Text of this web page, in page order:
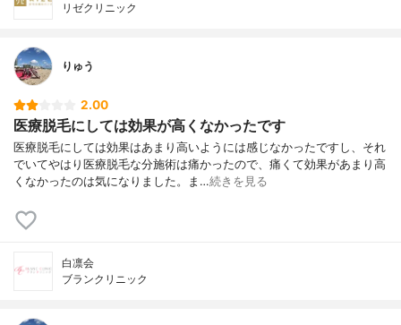
リゼクリニック
りゅう
2.00
医療脱毛にしては効果が高くなかったです
医療脱毛にしては効果はあまり高いようには感じなかったですし、それ
でいてやはり医療脱毛な分施術は痛かったので、痛くて効果があまり高
くなかったのは気になりました。ま…続きを見る
白凛会
ブランクリニック